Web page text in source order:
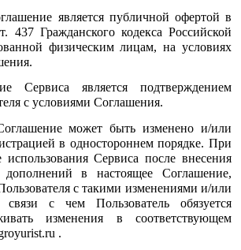
является публичной офертой в
437 Гражданского кодекса Российской
физическим лицам, на условиях
Сервиса является подтверждением
с условиями Соглашения.
может быть изменено и/или
в одностороннем порядке. При
Сервиса после внесения
в настоящее Соглашение,
с такими изменениями и/или
с чем Пользователь обязуется
изменения в соответствующем
.